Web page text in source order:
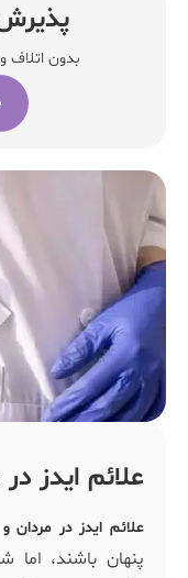
علائم ایدز
علائم ایدز در مردان
پنهان باشند،
پذیرش
بدون